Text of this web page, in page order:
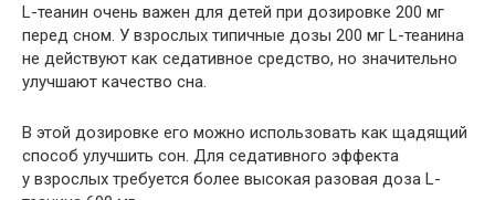
L-теанин очень важен для детей при дозировке 200 мг
перед сном. У взрослых типичные дозы 200 мг L-теанина
не действуют как седативное средство, но значительно
улучшают качество сна.
В этой дозировке его можно использовать как щадящий
способ улучшить сон. Для седативного эффекта
у взрослых требуется более высокая разовая доза L-